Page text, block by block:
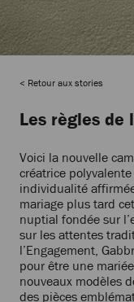
Retour aux stories
Les règles de
Voici la nouvelle
créatrice
individualité
mariage plus tard
nuptial fondée sur
sur les attentes
l’Engagement,
pour être une
nouveaux modèles
des pièces